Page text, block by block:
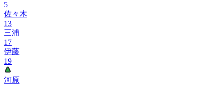
5
佐々木
13
三浦
17
伊藤
19
河原